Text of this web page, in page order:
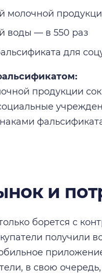
воды — в 550 раз
для
продукции
и
борется с
получили
в свою